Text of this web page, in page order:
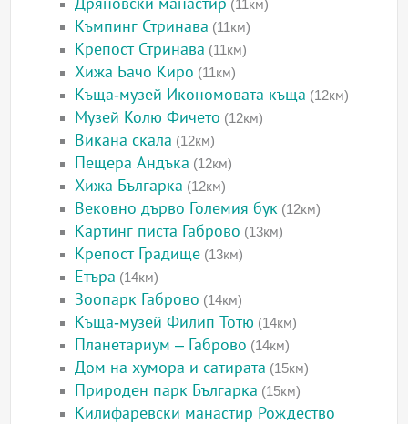
Дряновски манастир (11км)
Къмпинг Стринава (11км)
Крепост Стринава (11км)
Хижа Бачо Киро (11км)
Къща-музей Икономовата къща (12км)
Музей Колю Фичето (12км)
Викана скала (12км)
Пещера Андъка (12км)
Хижа Българка (12км)
Вековно дърво Големия бук (12км)
Картинг писта Габрово (13км)
Крепост Градище (13км)
Етъра (14км)
Зоопарк Габрово (14км)
Къща-музей Филип Тотю (14км)
Планетариум – Габрово (14км)
Дом на хумора и сатирата (15км)
Природен парк Българка (15км)
Килифаревски манастир Рождество